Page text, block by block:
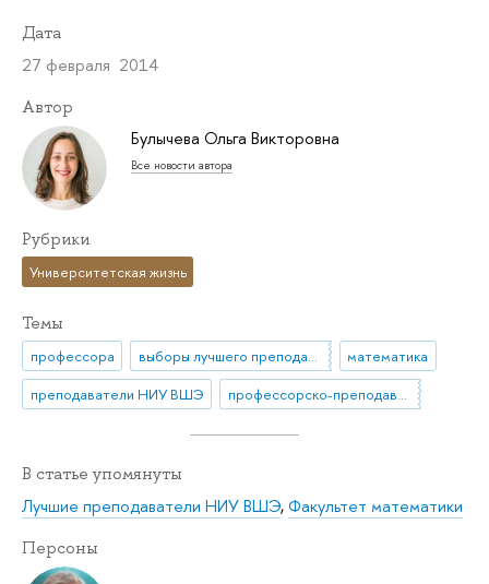
Дата
27 февраля 2014
Автор
Булычева Ольга Викторовна
Все новости автора
Рубрики
Университетская жизнь
Темы
профессора выборы лучшего преподавателя
математика
преподаватели НИУ ВШЭ
профессорско-преподавательский состав
В статье упомянуты
Лучшие преподаватели НИУ ВШЭ,Факультет математики
Персоны